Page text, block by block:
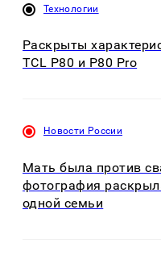
Технологии
Раскрыты
TCL P80 и P80 Pro
Новости России
Мать была против
фотография
одной семьи